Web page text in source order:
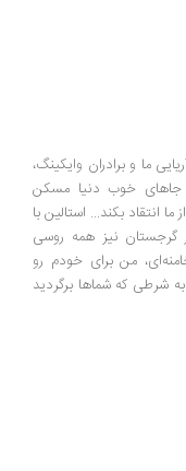
برادران وایکینگ،
خوب دنیا مسکن
بکند... استالین با
نیز همه روسی
من برای خودم رو
که شماها برگردید